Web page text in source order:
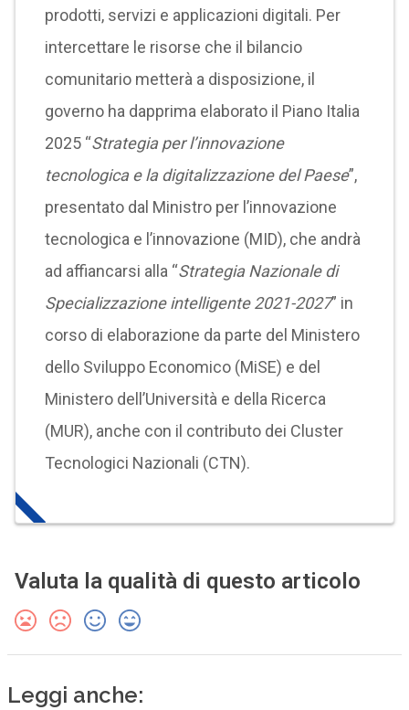
prodotti, servizi e applicazioni digitali. Per
intercettare le risorse che il bilancio
comunitario metterà a disposizione, il
governo ha dapprima elaborato il Piano Italia
2025 “Strategia per l’innovazione
tecnologica e la digitalizzazione del Paese”,
presentato dal Ministro per l’innovazione
tecnologica e l’innovazione (MID), che andrà
ad affiancarsi alla “Strategia Nazionale di
Specializzazione intelligente 2021-2027” in
corso di elaborazione da parte del Ministero
dello Sviluppo Economico (MiSE) e del
Ministero dell’Università e della Ricerca
(MUR), anche con il contributo dei Cluster
Tecnologici Nazionali (CTN).
Valuta la qualità di questo articolo
Leggi anche: